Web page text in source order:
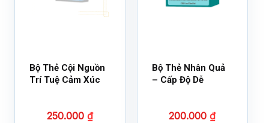
Bộ Thẻ Cội Nguồn
Trí Tuệ Cảm Xúc
250.000₫
Bộ Thẻ Nhân Quả
– Cấp Độ Dễ
200.000₫